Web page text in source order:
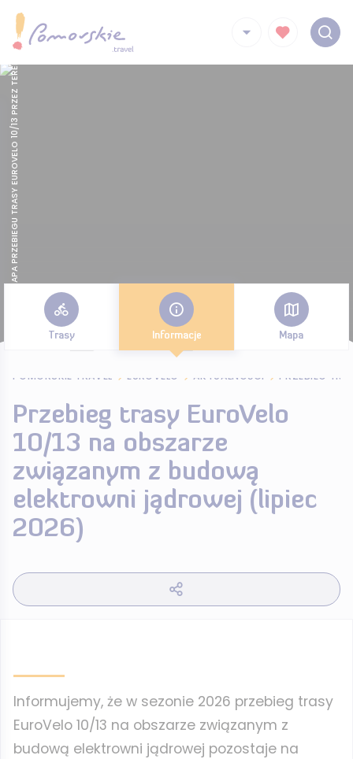
MAPA PRZEBIEGU TRASY EUROVELO 10/13 PRZEZ TEREN BUDOWY ELEKTROWNI JĄDROWEJ
Trasy Informacje Mapa
POMORSKIE TRAVEL EUROVELO AKTUALNOŚCI
Przebieg trasy EuroVelo
10/13 na obszarze
związanym z budową
elektrowni jądrowej (lipiec
2026)
Informujemy, że w sezonie 2026 przebieg trasy
EuroVelo 10/13 na obszarze związanym z
budową elektrowni jądrowej pozostaje na